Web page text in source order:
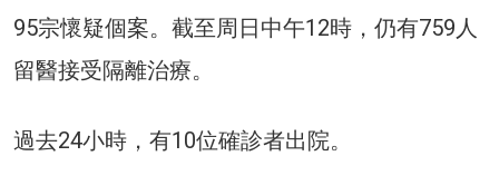
95宗懷疑個案。截至周日中午12時，仍有759人
留醫接受隔離治療。
過去24小時，有10位確診者出院。